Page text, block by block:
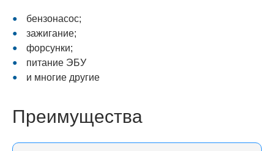
бензонасос;
зажигание;
форсунки;
питание ЭБУ
и многие другие
Преимущества